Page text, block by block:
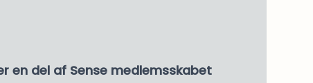
en del af Sense medlemsskabet